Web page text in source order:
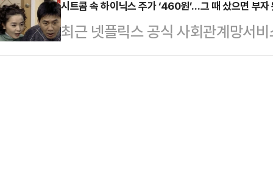
하고, 식용유와 라이터 등으로 방화
당시 레몬 원액 500㎖를 휘발유로
다.범행 전 A씨는…
의 현장 투입을 직접 점검함. 정 회
히 검증해야 한다"며 사옥을 기술
특히 휴머노이드 로봇 '아틀라스'
시트콤 속 하이닉스 주가 ‘460원’…그 때 샀으면 부자
최근 넷플릭스 공식 사회관계망서
SBS 시트콤 ‘똑바로 살아라’의 한